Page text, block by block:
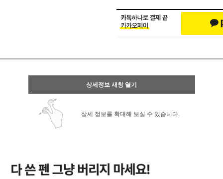
상세정보 새창 열기
상세 정보를 확대해 보실 수 있습니다.